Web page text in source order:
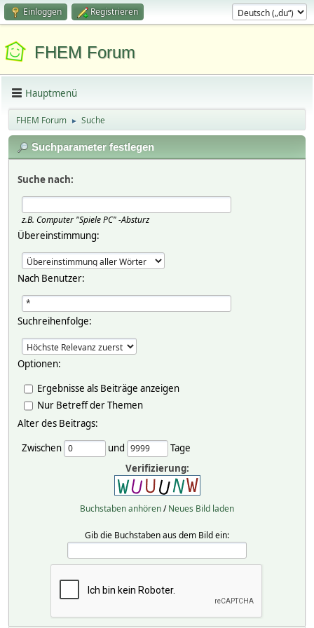
Einloggen Registrieren
FHEM Forum
Hauptmenü
FHEM Forum ► Suche
Suchparameter festlegen
Suche nach:
z.B. Computer "Spiele PC" -Absturz
Übereinstimmung:
Nach Benutzer:
Suchreihenfolge:
Optionen:
Ergebnisse als Beiträge anzeigen
Nur Betreff der Themen
Alter des Beitrags:
Zwischen
und
Tage
Verifizierung:
Buchstaben anhören/Neues Bild laden
Gib die Buchstaben aus dem Bild ein: